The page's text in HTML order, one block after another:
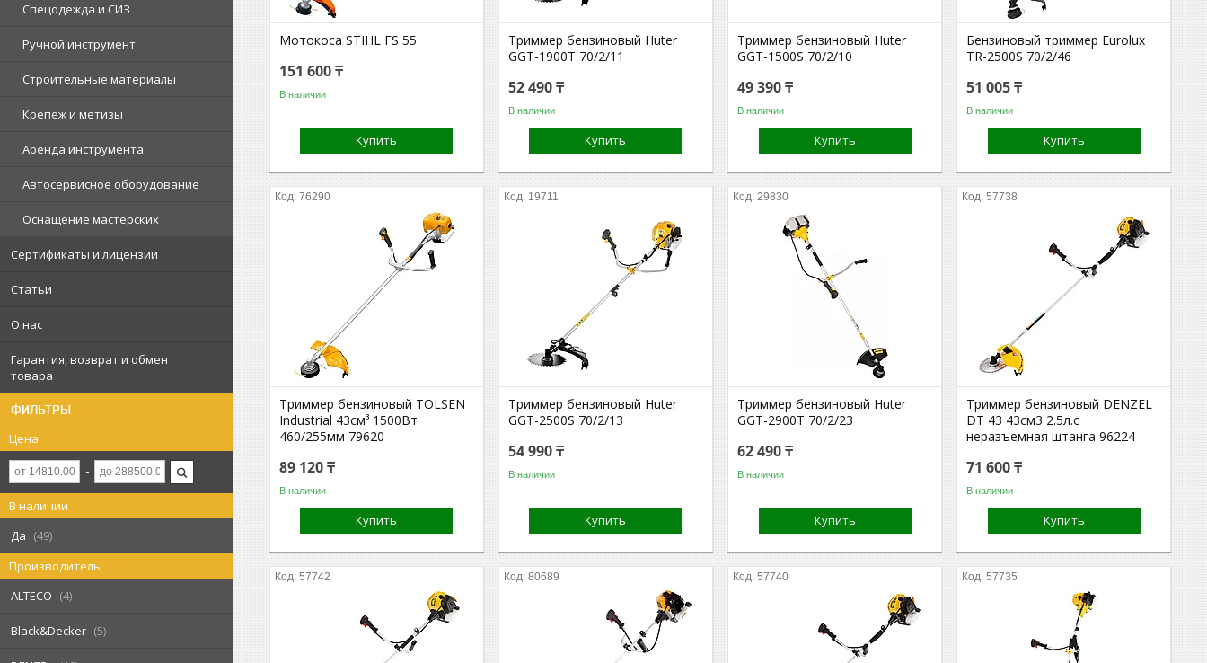
Спецодежда и СИЗ
Ручной инструмент
Строительные материалы
Крепеж и метизы
Аренда инструмента
Автосервисное оборудование
Оснащение мастерских
Сертификаты и лицензии
Статьи
О нас
Гарантия, возврат и обмен
товара
ФИЛЬТРЫ
Цена
В наличии
Да
49
Производитель
ALTECO
4
Black&Decker 5
Мотокоса STIHL FS 55
151 600 ₸
В наличии
Купить
Триммер бензиновый Huter
GGT-1900T 70/2/11
52 490 ₸
В наличии
Купить
Триммер бензиновый Huter
GGT-1500S 70/2/10
49 390 ₸
В наличии
Купить
Бензиновый триммер Eurolux
TR-2500S 70/2/46
51 005 ₸
В наличии
Купить
76290
Триммер бензиновый TOLSEN
Industrial 43см³ 1500Вт
460/255мм 79620
89 120 ₸
В наличии
Купить
19711
Триммер бензиновый Huter
GGT-2500S 70/2/13
54 990 ₸
В наличии
Купить
29830
Триммер бензиновый Huter
GGT-2900T 70/2/23
62 490 ₸
В наличии
Купить
57738
Триммер бензиновый DENZEL
DT 43 43см3 2.5л.с
неразъемная штанга 96224
71 600 ₸
В наличии
Купить
57742 80689 57740 57735